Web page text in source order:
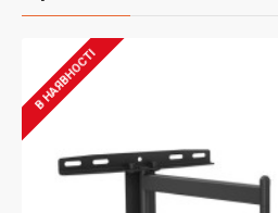
В НАЯВНОСТІ